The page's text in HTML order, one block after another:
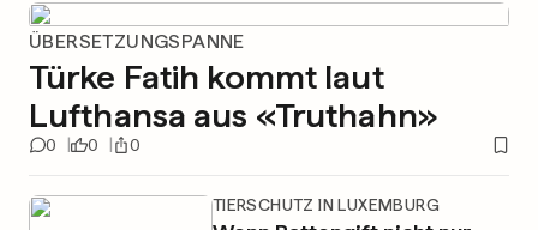
ÜBERSETZUNGSPANNE
Türke Fatih kommt laut
Lufthansa aus «Truthahn»
0 0 0
TIERSCHUTZ IN LUXEMBURG